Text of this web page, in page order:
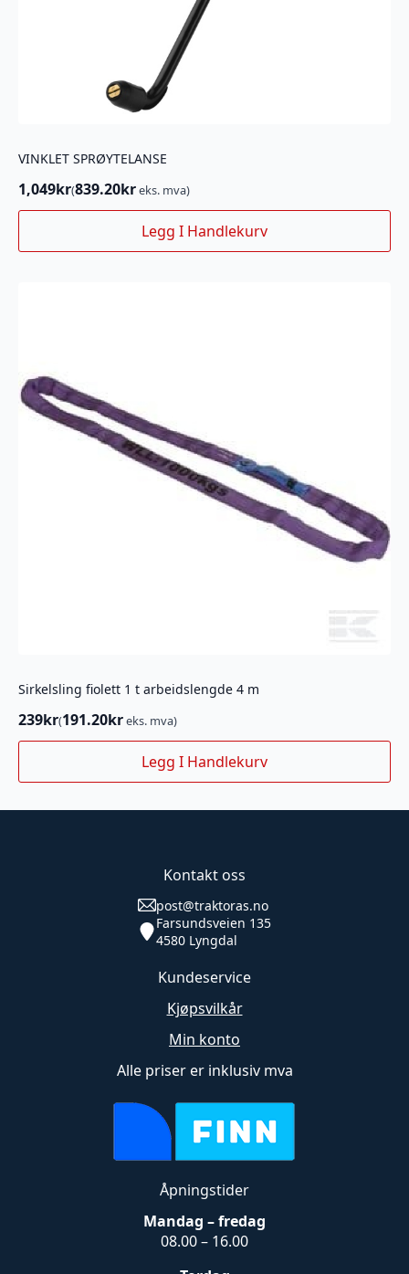
VINKLET SPRØYTELANSE
1,049kr(839.20kreks. mva)
Legg I Handlekurv
Sirkelsling fiolett 1 t arbeidslengde 4 m
239kr(191.20kreks. mva)
Legg I Handlekurv
Kontakt oss
post@traktoras.no
Farsundsveien 135
4580 Lyngdal
Kundeservice
Kjøpsvilkår
Min konto
Alle priser er inklusiv mva
Åpningstider
Mandag – fredag
08.00 – 16.00